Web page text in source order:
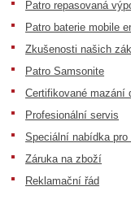
Patro repasovaná
Patro baterie mobile
Zkušenosti našich
Patro Samsonite
Certifikované mazání
Profesionální servis
Speciální nabídka
Záruka na zboží
Reklamační řád